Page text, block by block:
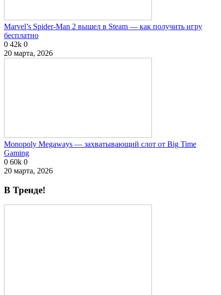
Marvel’s Spider-Man 2 вышел в Steam — как получить игру
бесплатно
0 42k 0
20 марта, 2026
Monopoly Megaways — захватывающий слот от Big Time
Gaming
0 60k 0
20 марта, 2026
В Тренде!